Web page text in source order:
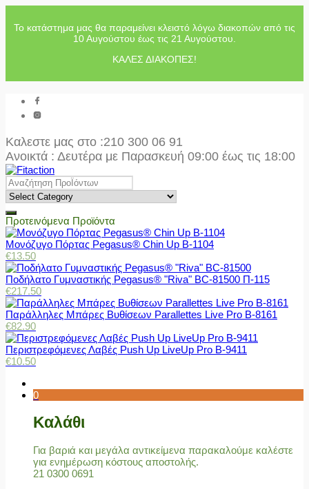
Το κατάστημα μας θα παραμείνει κλειστό λόγω διακοπών από τις
10 Αυγούστου έως τις 21 Αυγούστου.
ΚΑΛΕΣ ΔΙΑΚΟΠΕΣ!
Καλεστε μας στο :210 300 06 91
Ανοικτά : Δευτέρα με Παρασκευή 09:00 έως τις 18:00
Προτεινόμενα Προϊόντα
Μονόζυγο Πόρτας Pegasus® Chin Up Β-1104
€13.50
Ποδήλατο Γυμναστικής Pegasus® "Riva" BC-81500 Π-115
€217.50
Παράλληλες Μπάρες Βυθίσεων Parallettes Live Pro Β-8161
€82.90
Περιστρεφόμενες Λαβές Push Up LiveUp Pro Β-9411
€10.50
0
Καλάθι
Για βαριά και μεγάλα αντικείμενα παρακαλούμε καλέστε
για ενημέρωση κόστους αποστολής.
21 0300 0691